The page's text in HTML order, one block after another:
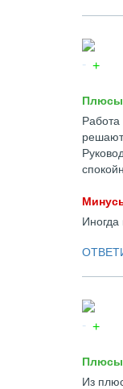
Плюсы
Иногда
Плюсы
Из